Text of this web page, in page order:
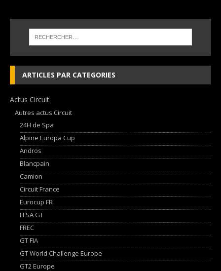
ARTICLES PAR CATEGORIES
Actus Circuit
Autres actus Circuit
24H de Spa
Alpine Europa Cup
Andros
Blancpain
Camion
Circuit France
Eurocup FR
FFSA GT
FREC
GT FIA
GT World Challenge Europe
GT2 Europe